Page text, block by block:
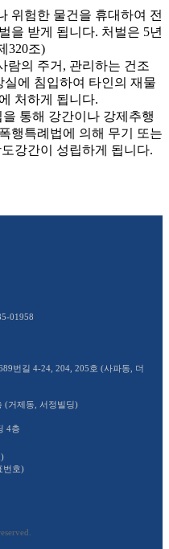
위험한 물건을 휴대하여 전
을 받게 됩니다. 처벌은 5년
320조)
람의 주거, 관리하는 건조
에 침입하여 타인의 재물
처하게 됩니다.
통해 강간이나 강제추행
행특례법에 의해 무기 또는
강간이 성립하게 됩니다.
01958
번길 4-24, 204, 205호 (사파동, 더
(거제동, 서정빌딩)
4층
번호)